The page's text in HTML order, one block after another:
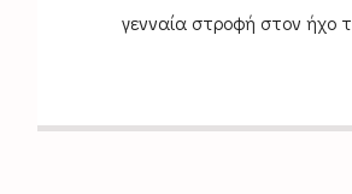
γενναία στροφή στον ήχο